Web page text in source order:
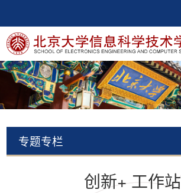
专题专栏
创新+ 工作站